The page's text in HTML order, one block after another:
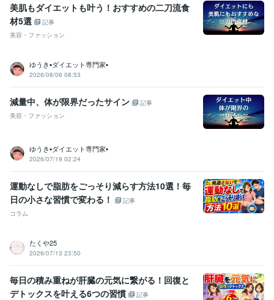
美肌もダイエットも叶う！おすすめの二刀流食
材5選
記事
美容・ファッション
ゆうき▪️ダイエット専門家▪️
2026/08/06 08:53
減量中、体が限界だったサイン
記事
美容・ファッション
ゆうき▪️ダイエット専門家▪️
2026/07/19 02:24
運動なしで脂肪をごっそり減らす方法10選！毎
日の小さな習慣で変わる！
記事
コラム
たくや25
2026/07/13 23:50
毎日の積み重ねが肝臓の元気に繋がる！回復と
デトックスを叶える6つの習慣
記事